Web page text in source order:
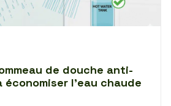
de douche anti-
l’eau chaude